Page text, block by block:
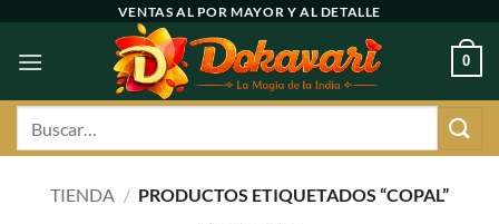
contenido
VENTAS AL POR MAYOR Y AL DETALLE
0
TIENDA / PRODUCTOS ETIQUETADOS “COPAL”